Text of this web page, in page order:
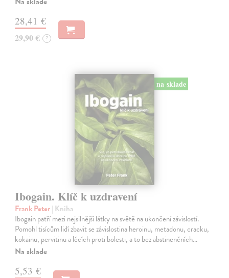
28,41 €
29,90 € ?
na sklade
Ibogain. Klíč k uzdravení
Frank Peter| Kniha
Ibogain patří mezi nejsilnější látky na světě na ukončení závislostí.
Pomohl tisícům lidí zbavit se závislostina heroinu, metadonu, cracku,
kokainu, pervitinu a lécích proti bolesti, a to bez abstinenčních…
Na sklade
5,53 €